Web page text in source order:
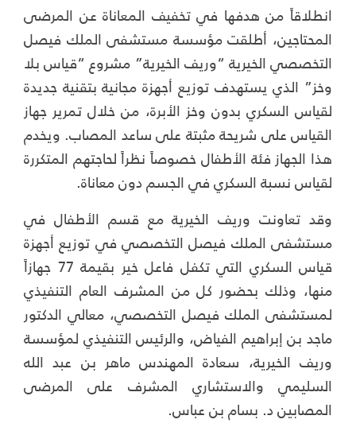
انطلاقاً من هدفها في تخفيف المعاناة عن المرضى
المحتاجين، أطلقت مؤسسة مستشفى الملك فيصل
التخصصي الخيرية “وريف الخيرية” مشروع “قياس بلا
وخز” الذي يستهدف توزيع أجهزة مجانية بتقنية جديدة
لقياس السكري بدون وخز الأبرة، من خلال تمرير جهاز
القياس على شريحة مثبتة على ساعد المصاب. ويخدم
هذا الجهاز فئة الأطفال خصوصاً نظراً لحاجتهم المتكررة
لقياس نسبة السكري في الجسم دون معاناة.
وقد تعاونت وريف الخيرية مع قسم الأطفال في
مستشفى الملك فيصل التخصصي في توزيع أجهزة
قياس السكري التي تكفل فاعل خير بقيمة 77 جهازاً
منها، وذلك بحضور كل من المشرف العام التنفيذي
لمستشفى الملك فيصل التخصصي، معالي الدكتور
ماجد بن إبراهيم الفياض، والرئيس التنفيذي لمؤسسة
وريف الخيرية، سعادة المهندس ماهر بن عبد الله
السليمي والاستشاري المشرف على المرضى
المصابين د. بسام بن عباس.